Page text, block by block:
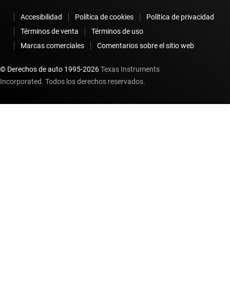
Accesibilidad Política de cookies
Política de privacidad
Términos de venta
Términos de uso
Marcas comerciales
Comentarios sobre el sitio web
© Derechos de auto 1995-2026Texas Instruments
Incorporated. Todos los derechos reservados.